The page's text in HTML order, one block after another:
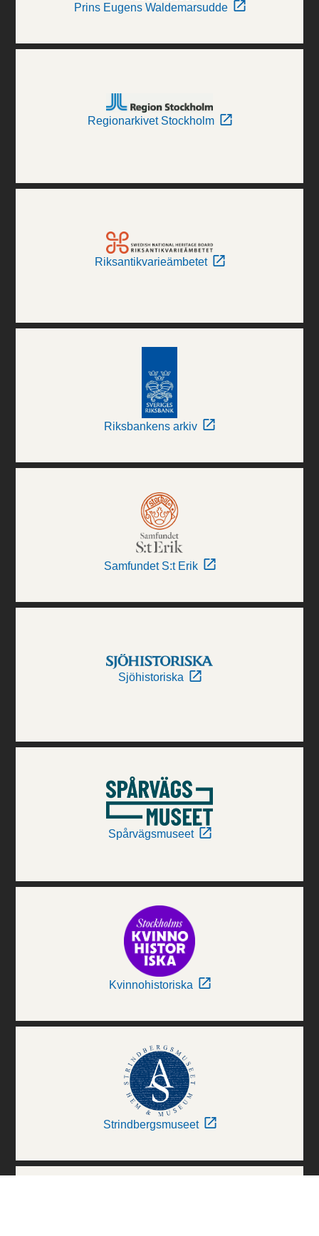
Prins Eugens Waldemarsudde
Regionarkivet Stockholm
Riksantikvarieämbetet
Riksbankens arkiv
Samfundet S:t Erik
Sjöhistoriska
Spårvägsmuseet
Kvinnohistoriska
Strindbergsmuseet